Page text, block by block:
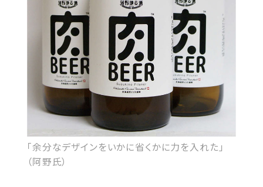
「余分なデザインをいかに省くかに力を入れた」
（阿野氏）